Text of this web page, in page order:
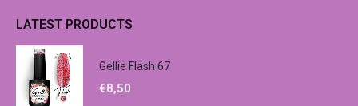
LATEST PRODUCTS
Gellie Flash 67
€8,50